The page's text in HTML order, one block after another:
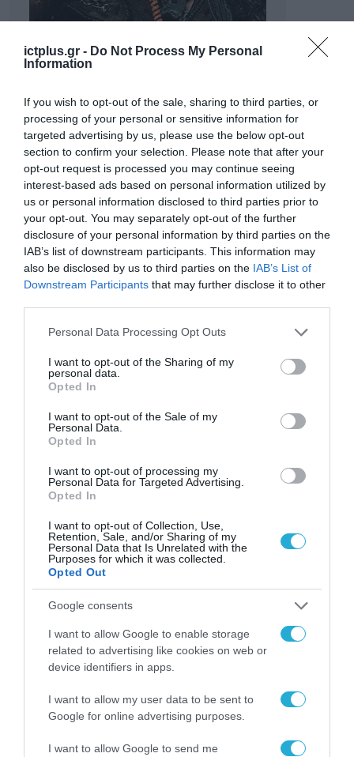
ictplus.gr - Do Not Process My Personal
Information
If you wish to opt-out of the sale, sharing to third parties, or
processing of your personal or sensitive information for
targeted advertising by us, please use the below opt-out
section to confirm your selection. Please note that after your
opt-out request is processed you may continue seeing
interest-based ads based on personal information utilized by
us or personal information disclosed to third parties prior to
your opt-out. You may separately opt-out of the further
disclosure of your personal information by third parties on the
IAB’s list of downstream participants. This information may
also be disclosed by us to third parties on the IAB’s List of
Downstream Participants that may further disclose it to other
Please note that this website/app uses one or more Google
not limited to your visit or usage behaviour. You may click to
grant or deny consent to Google and its third-party tags to
use your data for below specified purposes in below Google
consent section.
Personal Data Processing Opt Outs
I want to opt-out of the Sharing of my
personal data.
Opted In
I want to opt-out of the Sale of my
Personal Data.
Opted In
I want to opt-out of processing my
Personal Data for Targeted Advertising.
Opted In
I want to opt-out of Collection, Use,
Retention, Sale, and/or Sharing of my
Personal Data that Is Unrelated with the
Purposes for which it was collected.
Opted Out
Google consents
I want to allow Google to enable storage
related to advertising like cookies on web or
device identifiers in apps.
I want to allow my user data to be sent to
Google for online advertising purposes.
I want to allow Google to send me
ΡΟΗ ΕΙΔΗΣΕΩΝ
Το χρηματοδοτούμενο
από την ΕΕ έργο “The
Gaming Police”
των παιδιών στο
31.07.2026
ΑΑΔΕ: Διευκρινίσεις
για τα πρόστιμα σε
παραβάσεις που
αφορούν τους ΦΗΜ
31.07.2026
Τεχνητή Νοημοσύνη
δεν είναι απλώς μια
νέα τεχνολογία, είναι
επανάσταση»
31.07.2026
Νέος οδηγός του ΕΚΤ
για τη χρηματοδότηση
των ελληνικών
επιχειρήσεων στον
χώρο της άμυνας
Η πιο ταξιδιάρικη
βαλίτσα του φετινού
καλοκαιριού έχει την
ΟΛΗ Η ΡΟΗ ΕΙΔΗΣΕΩΝ